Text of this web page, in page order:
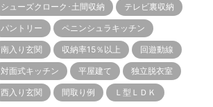
シューズクローク･土間収納 テレビ裏収納
パントリー ペニンシュラキッチン
南入り玄関 収納率15％以上 回遊動線
対面式キッチン 平屋建て 独立脱衣室
西入り玄関 間取り例 Ｌ型ＬＤＫ